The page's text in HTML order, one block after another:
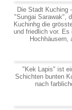
Die Stadt Kuching
"Sungai Sarawak",
Kuchinhg die
und friedlich vor.
Hochhäusern,
"Kek Lapis" ist
Schichten bunten
nach